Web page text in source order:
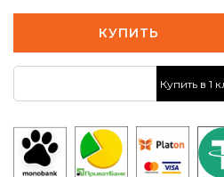
КУПИТЬ
Купить в 1